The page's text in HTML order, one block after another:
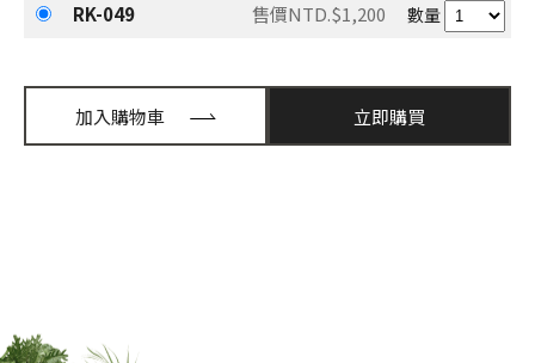
RK-049 售價NTD.$1,200 數量
加入購物車 立即購買